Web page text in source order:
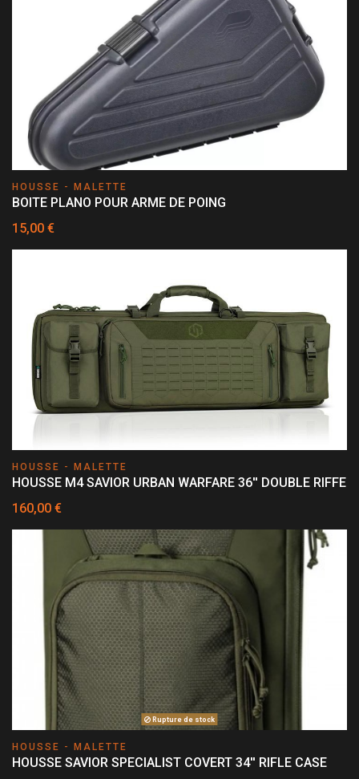
HOUSSE - MALETTE
BOITE PLANO POUR ARME DE POING
15,00 €
HOUSSE - MALETTE
HOUSSE M4 SAVIOR URBAN WARFARE 36'' DOUBLE RIFFE
160,00 €
Rupture de stock
HOUSSE - MALETTE
HOUSSE SAVIOR SPECIALIST COVERT 34'' RIFLE CASE